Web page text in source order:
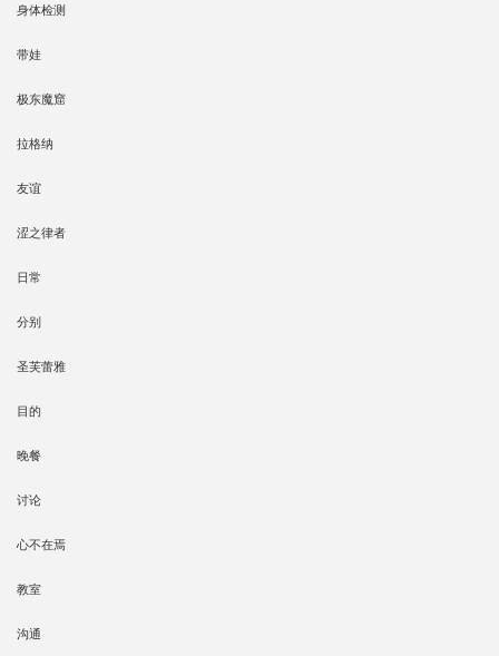
身体检测
带娃
极东魔窟
拉格纳
友谊
涩之律者
日常
分别
圣芙蕾雅
目的
晚餐
讨论
心不在焉
教室
沟通